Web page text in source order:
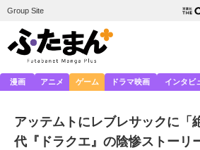
Group Site
漫画 アニメ ゲーム ドラマ映画 インタビ
アッテムトにレブレサックに
代『ドラクエ』の陰惨ストーリ